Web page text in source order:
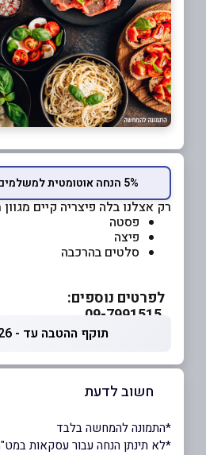
5% הנחה אוטומטית למשלמים בכרטיס המועדון
רק אצלנו בלה פיצריה קיים
פסטה
פיצה
סלטים בהרכבה
לפרטים נוספים:
תוקף ההטבה עד - 07.09.2026
חשוב לדעת
*התמונה להמחשה בלבד
*לא תינתן הנחה עבור עסקאות